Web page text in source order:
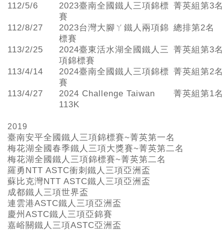
112/5/6
2023臺南全國鐵人三項錦標
賽
菁英組第3名
112/8/27
2023台灣大腳ㄚ鐵人兩項錦
標賽
總排第2名
113/2/25
2024臺東活水湖全國鐵人三
項錦標賽
菁英組第3名
113/4/14
2024臺南全國鐵人三項錦標
賽
菁英組第2名
113/4/27
2024 Challenge Taiwan
113K
菁英組第1名
2019
臺南安平全國鐵人三項錦標賽~菁英第一名
梅花湖全國春季鐵人三項大獎賽~菁英第二名
梅花湖全國鐵人三項錦標賽~菁英第二名
羅勇NTT ASTC衝刺鐵人三項亞洲盃
蘇比克灣NTT ASTC鐵人三項亞洲盃
成都鐵人三項世界盃
連雲港ASTC鐵人三項亞洲盃
慶州ASTC鐵人三項亞錦賽
嘉峪關鐵人三項ASTC亞洲盃